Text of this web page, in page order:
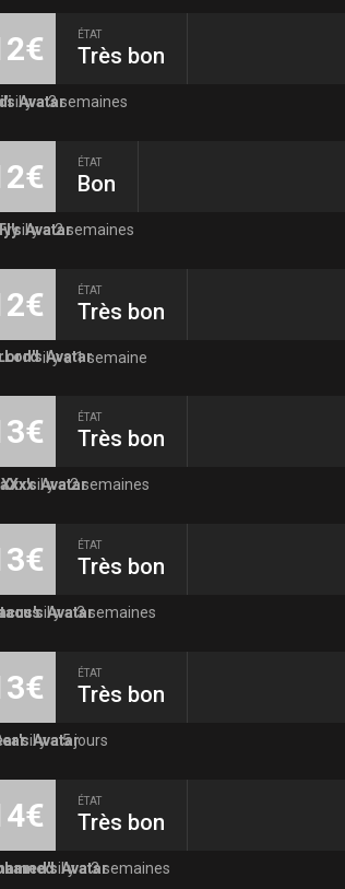
ÉTAT
Très bon
il y a 3 semaines
ÉTAT
Bon
il y a 2 semaines
ÉTAT
Très bon
il y a 1 semaine
ÉTAT
Très bon
il y a 2 semaines
ÉTAT
Très bon
il y a 3 semaines
ÉTAT
Très bon
il y a 5 jours
ÉTAT
Très bon
il y a 3 semaines